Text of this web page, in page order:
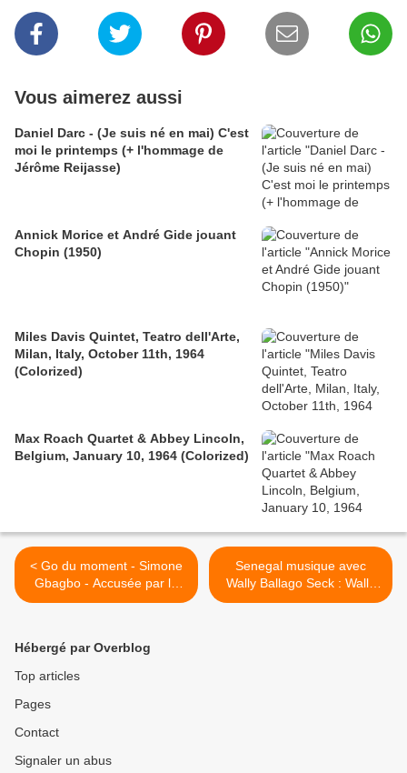
Vous aimerez aussi
Daniel Darc - (Je suis né en mai) C'est
moi le printemps (+ l'hommage de
Jérôme Reijasse)
Annick Morice et André Gide jouant
Chopin (1950)
Miles Davis Quintet, Teatro dell'Arte,
Milan, Italy, October 11th, 1964
(Colorized)
Max Roach Quartet & Abbey Lincoln,
Belgium, January 10, 1964 (Colorized)
< Go du moment - Simone
Gbagbo - Accusée par la
CPI de meurtres, viols et
persécution
Senegal musique avec
Wally Ballago Seck : Wally
Family >
Hébergé par Overblog
Top articles
Pages
Contact
Signaler un abus